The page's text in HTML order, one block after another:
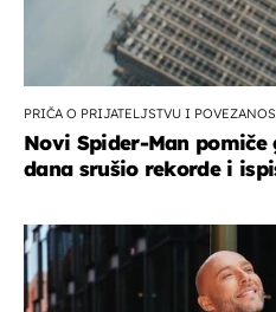
PRIČA O PRIJATELJSTVU I
Novi Spider-Man
dana srušio rekorde i